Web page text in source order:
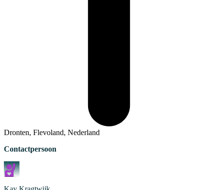
Dronten, Flevoland, Nederland
Contactpersoon